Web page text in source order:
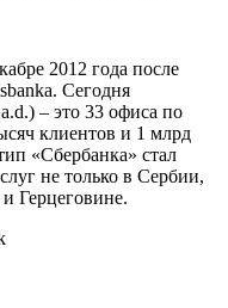
2012 года после
Сегодня
– это 33 офиса по
клиентов и 1 млрд
«Сбербанка» стал
не только в Сербии,
Герцеговине.